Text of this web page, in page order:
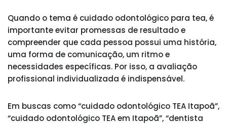
Quando o tema é cuidado odontológico para tea, é
importante evitar promessas de resultado e
compreender que cada pessoa possui uma história,
uma forma de comunicação, um ritmo e
necessidades específicas. Por isso, a avaliação
profissional individualizada é indispensável.
Em buscas como “cuidado odontológico TEA Itapoã”,
“cuidado odontológico TEA em Itapoã”, “dentista